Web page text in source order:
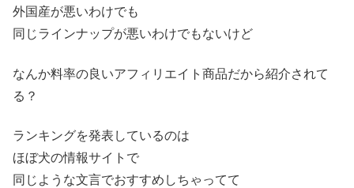
外国産が悪いわけでも
同じラインナップが悪いわけでもないけど
なんか料率の良いアフィリエイト商品だから紹介されて
る？
ランキングを発表しているのは
ほぼ犬の情報サイトで
同じような文言でおすすめしちゃってて